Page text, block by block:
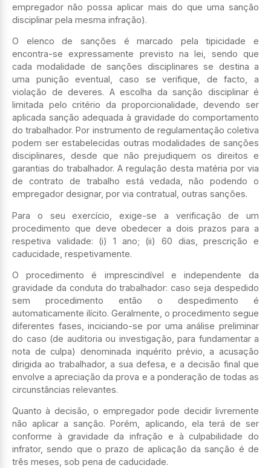
empregador não possa aplicar mais do que uma sanção
disciplinar pela mesma infração).
O elenco de sanções é marcado pela tipicidade e
encontra-se expressamente previsto na lei, sendo que
cada modalidade de sanções disciplinares se destina a
uma punição eventual, caso se verifique, de facto, a
violação de deveres. A escolha da sanção disciplinar é
limitada pelo critério da proporcionalidade, devendo ser
aplicada sanção adequada à gravidade do comportamento
do trabalhador. Por instrumento de regulamentação coletiva
podem ser estabelecidas outras modalidades de sanções
disciplinares, desde que não prejudiquem os direitos e
garantias do trabalhador. A regulação desta matéria por via
de contrato de trabalho está vedada, não podendo o
empregador designar, por via contratual, outras sanções.
Para o seu exercício, exige-se a verificação de um
procedimento que deve obedecer a dois prazos para a
respetiva validade: (i) 1 ano; (ii) 60 dias, prescrição e
caducidade, respetivamente.
O procedimento é imprescindível e independente da
gravidade da conduta do trabalhador: caso seja despedido
sem procedimento então o despedimento é
automaticamente ilícito. Geralmente, o procedimento segue
diferentes fases, inciciando-se por uma análise preliminar
do caso (de auditoria ou investigação, para fundamentar a
nota de culpa) denominada inquérito prévio, a acusação
dirigida ao trabalhador, a sua defesa, e a decisão final que
envolve a apreciação da prova e a ponderação de todas as
circunstâncias relevantes.
Quanto à decisão, o empregador pode decidir livremente
não aplicar a sanção. Porém, aplicando, ela terá de ser
conforme à gravidade da infração e à culpabilidade do
infrator, sendo que o prazo de aplicação da sanção é de
três meses, sob pena de caducidade.